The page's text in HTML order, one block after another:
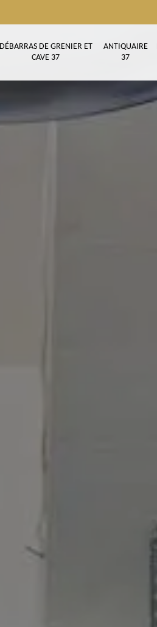
DÉBARRAS DE GRENIER ET
CAVE 37
ANTIQUAIRE
37